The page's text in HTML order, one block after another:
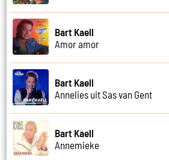
Bart Kaell
Amor amor
Bart Kaell
Annelies uit Sas van Gent
Bart Kaell
Annemieke